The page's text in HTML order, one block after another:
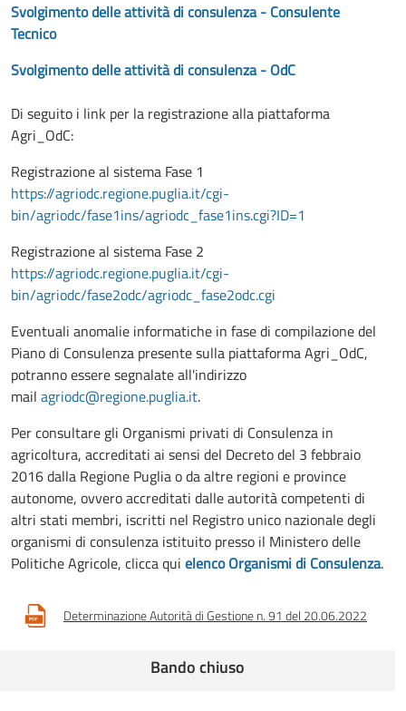
Svolgimento delle attività di consulenza - Consulente
Tecnico
Svolgimento delle attività di consulenza - OdC
Di seguito i link per la registrazione alla piattaforma
Agri_OdC:
Registrazione al sistema Fase 1
https://agriodc.regione.puglia.it/cgi-
bin/agriodc/fase1ins/agriodc_fase1ins.cgi?ID=1
Registrazione al sistema Fase 2
https://agriodc.regione.puglia.it/cgi-
bin/agriodc/fase2odc/agriodc_fase2odc.cgi
Eventuali anomalie informatiche in fase di compilazione del
Piano di Consulenza presente sulla piattaforma Agri_OdC,
potranno essere segnalate all'indirizzo
mail agriodc@regione.puglia.it.
Per consultare gli Organismi privati di Consulenza in
agricoltura, accreditati ai sensi del Decreto del 3 febbraio
2016 dalla Regione Puglia o da altre regioni e province
autonome, ovvero accreditati dalle autorità competenti di
altri stati membri, iscritti nel Registro unico nazionale degli
organismi di consulenza istituito presso il Ministero delle
Politiche Agricole, clicca qui elenco Organismi di Consulenza.
Determinazione Autorità di Gestione n. 91 del 20.06.2022
Bando chiuso